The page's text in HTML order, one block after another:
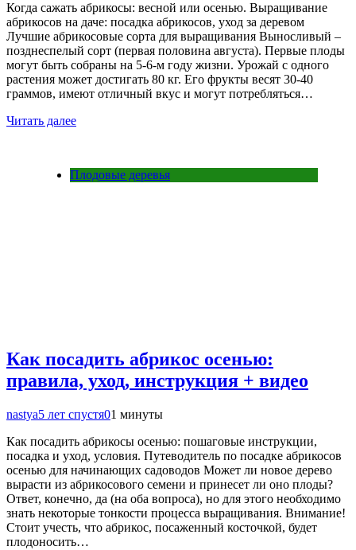
Когда сажать абрикосы: весной или осенью. Выращивание
абрикосов на даче: посадка абрикосов, уход за деревом
Лучшие абрикосовые сорта для выращивания Выносливый –
позднеспелый сорт (первая половина августа). Первые плоды
могут быть собраны на 5-6-м году жизни. Урожай с одного
растения может достигать 80 кг. Его фрукты весят 30-40
граммов, имеют отличный вкус и могут потребляться…
Читать далее
Плодовые деревья
Как посадить абрикос осенью:
правила, уход, инструкция + видео
nastya5 лет спустя01 минуты
Как посадить абрикосы осенью: пошаговые инструкции,
посадка и уход, условия. Путеводитель по посадке абрикосов
осенью для начинающих садоводов Может ли новое дерево
вырасти из абрикосового семени и принесет ли оно плоды?
Ответ, конечно, да (на оба вопроса), но для этого необходимо
знать некоторые тонкости процесса выращивания. Внимание!
Стоит учесть, что абрикос, посаженный косточкой, будет
плодоносить…